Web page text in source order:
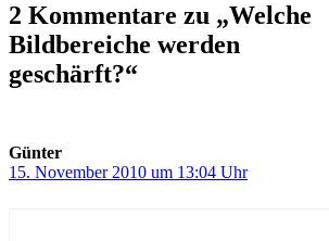
2 Kommentare zu „Welche
Bildbereiche werden
geschärft?“
Günter
15. November 2010 um 13:04 Uhr